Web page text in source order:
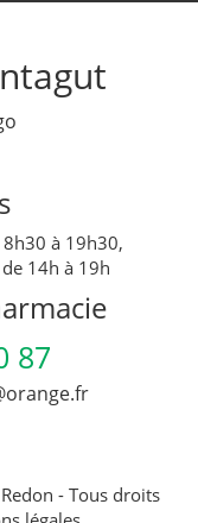
à 19h30,
14h à 19h
87
- Tous droits